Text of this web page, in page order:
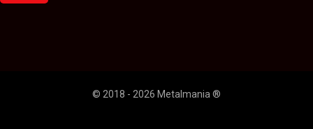
© 2018 - 2026 Metalmania ®